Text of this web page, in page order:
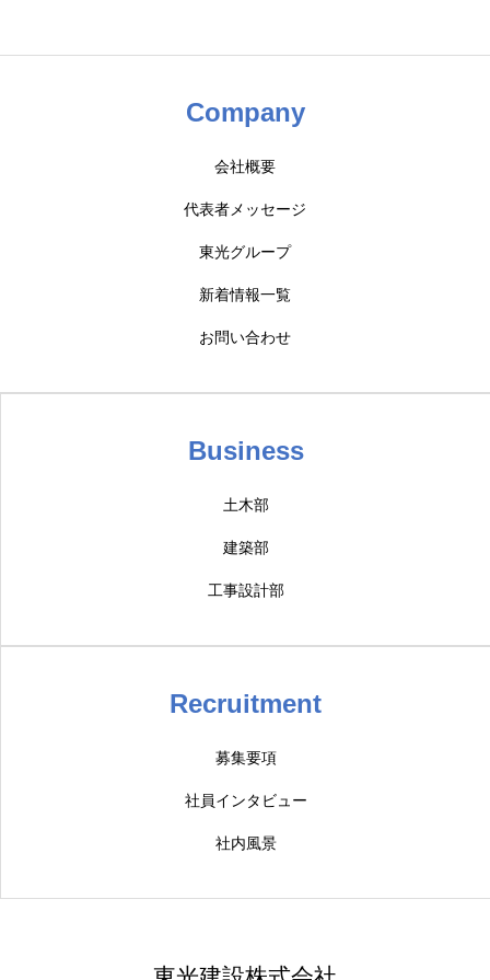
Company
会社概要
代表者メッセージ
東光グループ
新着情報一覧
お問い合わせ
Business
土木部
建築部
工事設計部
Recruitment
募集要項
社員インタビュー
社内風景